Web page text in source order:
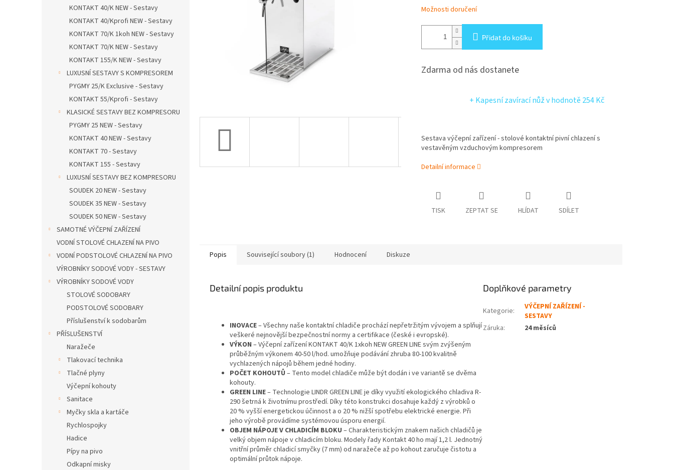
KONTAKT 40/K NEW - Sestavy
KONTAKT 40/Kprofi NEW - Sestavy
KONTAKT 70/K 1koh NEW - Sestavy
KONTAKT 70/K NEW - Sestavy
KONTAKT 155/K NEW - Sestavy
LUXUSNÍ SESTAVY S KOMPRESOREM
PYGMY 25/K Exclusive - Sestavy
KONTAKT 55/Kprofi - Sestavy
KLASICKÉ SESTAVY BEZ KOMPRESORU
PYGMY 25 NEW - Sestavy
KONTAKT 40 NEW - Sestavy
KONTAKT 70 - Sestavy
KONTAKT 155 - Sestavy
LUXUSNÍ SESTAVY BEZ KOMPRESORU
SOUDEK 20 NEW - Sestavy
SOUDEK 35 NEW - Sestavy
SOUDEK 50 NEW - Sestavy
SAMOTNÉ VÝČEPNÍ ZAŘÍZENÍ
VODNÍ STOLOVÉ CHLAZENÍ NA PIVO
VODNÍ PODSTOLOVÉ CHLAZENÍ NA PIVO
VÝROBNÍKY SODOVÉ VODY - SESTAVY
VÝROBNÍKY SODOVÉ VODY
STOLOVÉ SODOBARY
PODSTOLOVÉ SODOBARY
Příslušenství k sodobarům
PŘÍSLUŠENSTVÍ
Naražeče
Tlakovací technika
Tlačné plyny
Výčepní kohouty
Sanitace
Myčky skla a kartáče
Rychlospojky
Hadice
Pípy na pivo
Odkapní misky
Možnosti doručení
Přidat do košíku
Zdarma od nás dostanete
+ Kapesní zavírací nůžv hodnotě 254 Kč
Sestava výčepní zařízení - stolové kontaktní pivní chlazení s
vestavěným vzduchovým kompresorem
Detailní informace
TISK ZEPTAT SE HLÍDAT SDÍLET
Popis Související soubory (1) Hodnocení Diskuze
Detailní popis produktu
INOVACE– Všechny naše kontaktní chladiče prochází nepřetržitým vývojem a splňují
veškeré nejnovější bezpečnostní normy a certifikace (české i evropské).
VÝKON – Výčepní zařízení KONTAKT 40/K 1xkoh NEW GREEN LINE svým zvýšeným
průběžným výkonem 40-50 l/hod. umožňuje podávání zhruba 80-100 kvalitně
vychlazených nápojů během jedné hodiny.
POČET KOHOUTŮ – Tento model chladiče může být dodán i ve variantě se dvěma
kohouty.
GREEN LINE– Technologie LINDR GREEN LINE je díky využití ekologického chladiva R-
290 šetrná k životnímu prostředí. Díky této konstrukci dosahuje každý z výrobků o
20 % vyšší energetickou účinnost a o 20 % nižší spotřebu elektrické energie. Při
jeho výrobě provádíme systémovou úsporu energií.
OBJEM NÁPOJE V CHLADICÍM BLOKU – Charakteristickým znakem našich chladičů je
velký objem nápoje v chladicím bloku. Modely řady Kontakt 40 ho mají 1,2 l. Jednotný
vnitřní průměr chladicí smyčky (7 mm) od naražeče až po kohout zaručuje čistotu a
optimální průtok nápoje.
Doplňkové parametry
Kategorie:
VÝČEPNÍ ZAŘÍZENÍ -
SESTAVY
Záruka: 24 měsíců